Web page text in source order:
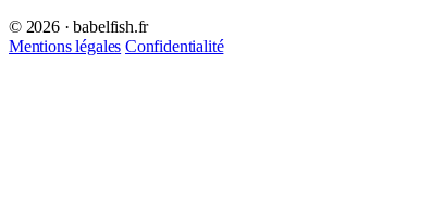
© 2026 · babelfish.fr
Mentions légales Confidentialité